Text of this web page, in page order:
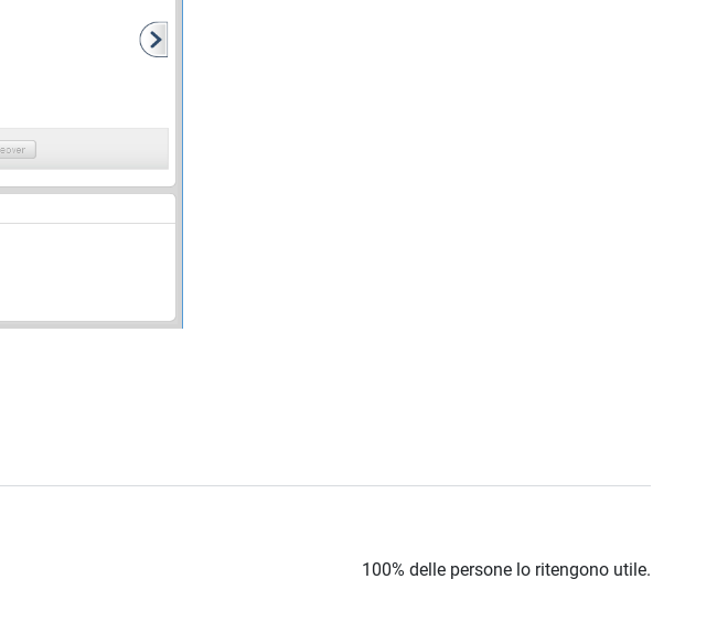
100% delle persone lo ritengono utile.